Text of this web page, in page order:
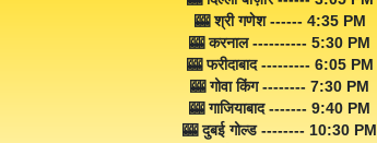
🎰 श्री गणेश ------ 4:35 PM
🎰 करनाल ---------- 5:30 PM
🎰 फरीदाबाद --------- 6:05 PM
🎰 गोवा किंग -------- 7:30 PM
🎰 गाजियाबाद ------- 9:40 PM
🎰 दुबई गोल्ड -------- 10:30 PM